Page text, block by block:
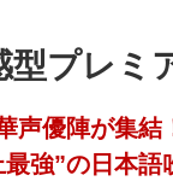
型プレミ
声優陣が集結
最強”の日本語